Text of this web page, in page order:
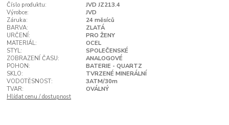
Číslo produktu:
JVD JZ213.4
Výrobce:
JVD
Záruka:
24 měsíců
BARVA:
ZLATÁ
URČENÍ:
PRO ŽENY
MATERIÁL:
OCEL
STYL:
SPOLEČENSKÉ
ZOBRAZENÍ ČASU:
ANALOGOVÉ
POHON:
BATERIE - QUARTZ
SKLO:
TVRZENÉ MINERÁLNÍ
VODOTĚSNOST:
3ATM/30m
TVAR:
OVÁLNÝ
Hlídat cenu / dostupnost